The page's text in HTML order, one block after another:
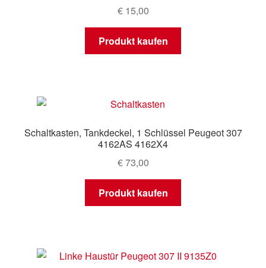
€15,00
Produkt kaufen
Schaltkasten, Tankdeckel, 1 Schlüssel Peugeot 307
4162AS 4162X4
€73,00
Produkt kaufen